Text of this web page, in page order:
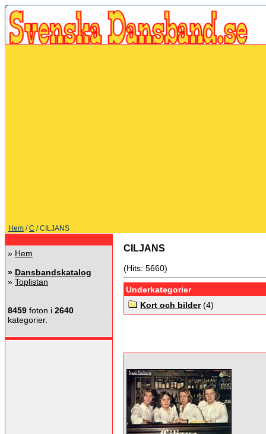
Hem /C / CILJANS
» Hem
» Dansbandskatalog
» Toplistan
8459 foton i 2640
kategorier.
CILJANS
(Hits: 5660)
Underkategorier
Kort och bilder(4)